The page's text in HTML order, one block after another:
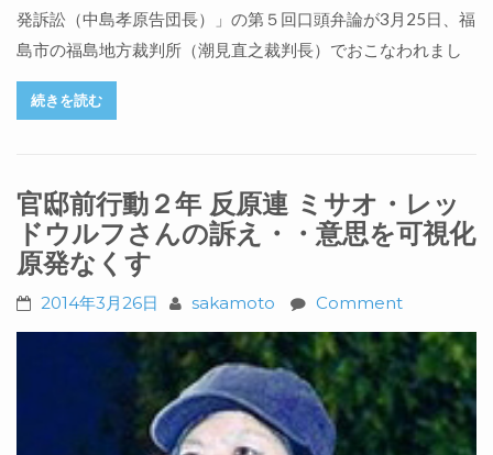
発訴訟（中島孝原告団長）」の第５回口頭弁論が3月25日、福
島市の福島地方裁判所（潮見直之裁判長）でおこなわれまし
続きを読む
官邸前行動２年 反原連 ミサオ・レッ
ドウルフさんの訴え・・意思を可視化
原発なくす
2014年3月26日 sakamoto Comment